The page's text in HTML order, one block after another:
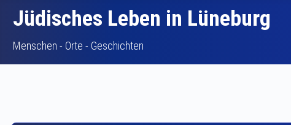
Jüdisches Leben in Lüneburg
Menschen - Orte - Geschichten